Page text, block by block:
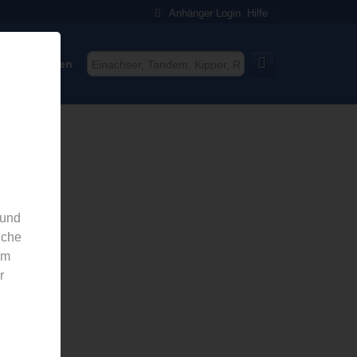
Anhänger Login Hilfe
eintragen